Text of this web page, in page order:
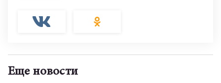
Еще новости